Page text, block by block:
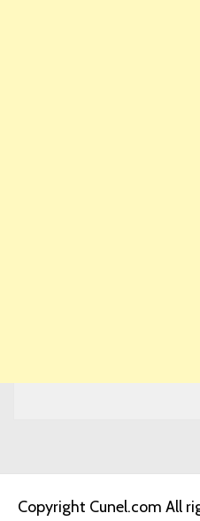
Copyright Cunel.com All